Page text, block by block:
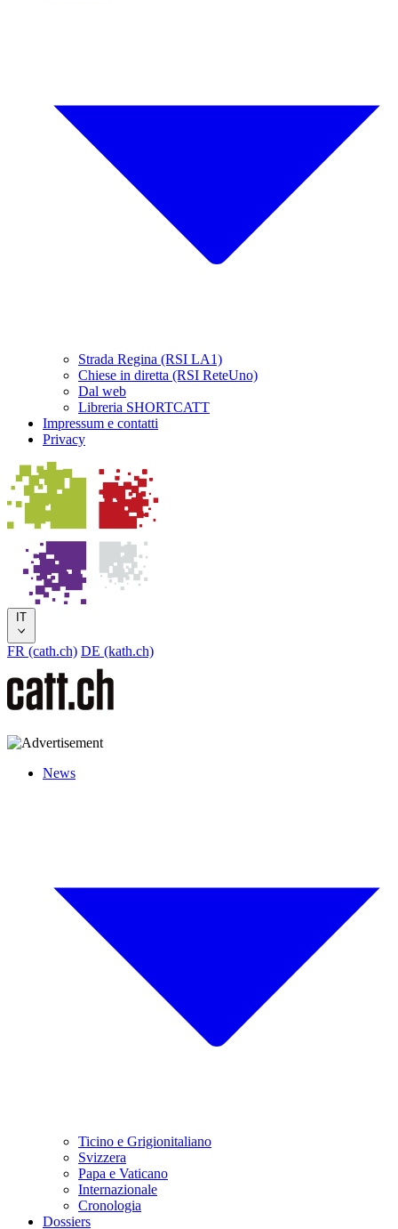
Strada Regina (RSI LA1)
Chiese in diretta (RSI ReteUno)
Dal web
Libreria SHORTCATT
Impressum e contatti
Privacy
IT
FR (cath.ch) DE (kath.ch)
News
Ticino e Grigionitaliano
Svizzera
Papa e Vaticano
Internazionale
Cronologia
Dossiers